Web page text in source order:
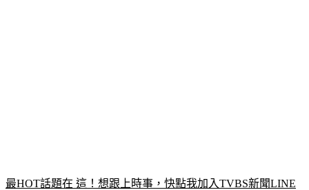
最HOT話題在 這！想跟上時事，快點我加入TVBS新聞LINE